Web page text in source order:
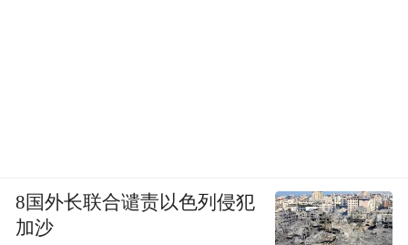
8国外长联合谴责以色列侵犯
加沙